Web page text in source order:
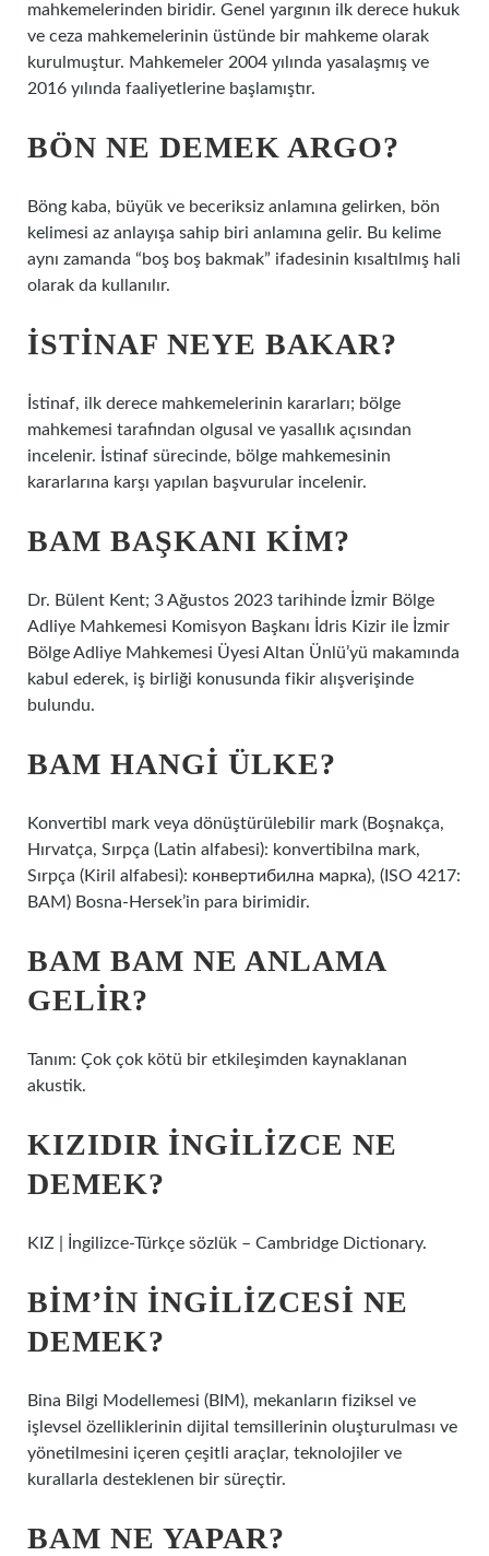
mahkemelerinden biridir. Genel yargının ilk derece hukuk
ve ceza mahkemelerinin üstünde bir mahkeme olarak
kurulmuştur. Mahkemeler 2004 yılında yasalaşmış ve
2016 yılında faaliyetlerine başlamıştır.
BÖN NE DEMEK ARGO?
Böng kaba, büyük ve beceriksiz anlamına gelirken, bön
kelimesi az anlayışa sahip biri anlamına gelir. Bu kelime
aynı zamanda “boş boş bakmak” ifadesinin kısaltılmış hali
olarak da kullanılır.
İSTINAF NEYE BAKAR?
İstinaf, ilk derece mahkemelerinin kararları; bölge
mahkemesi tarafından olgusal ve yasallık açısından
incelenir. İstinaf sürecinde, bölge mahkemesinin
kararlarına karşı yapılan başvurular incelenir.
BAM BAŞKANI KIM?
Dr. Bülent Kent; 3 Ağustos 2023 tarihinde İzmir Bölge
Adliye Mahkemesi Komisyon Başkanı İdris Kizir ile İzmir
Bölge Adliye Mahkemesi Üyesi Altan Ünlü’yü makamında
kabul ederek, iş birliği konusunda fikir alışverişinde
bulundu.
BAM HANGI ÜLKE?
Konvertibl mark veya dönüştürülebilir mark (Boşnakça,
Hırvatça, Sırpça (Latin alfabesi): konvertibilna mark,
Sırpça (Kiril alfabesi): конвертибилна марка), (ISO 4217:
BAM) Bosna-Hersek’in para birimidir.
BAM BAM NE ANLAMA
GELIR?
Tanım: Çok çok kötü bir etkileşimden kaynaklanan
akustik.
KIZIDIR INGILIZCE NE
DEMEK?
KIZ | İngilizce-Türkçe sözlük – Cambridge Dictionary.
BIM’IN INGILIZCESI NE
DEMEK?
Bina Bilgi Modellemesi (BIM), mekanların fiziksel ve
işlevsel özelliklerinin dijital temsillerinin oluşturulması ve
yönetilmesini içeren çeşitli araçlar, teknolojiler ve
kurallarla desteklenen bir süreçtir.
BAM NE YAPAR?